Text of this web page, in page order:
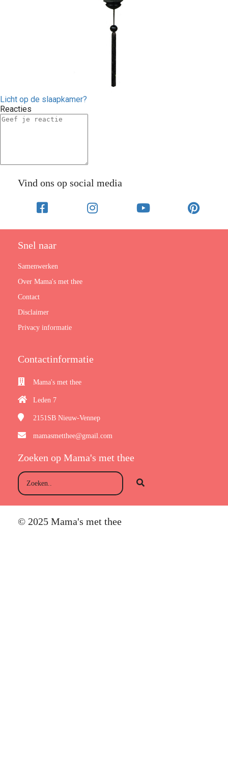
Licht op de slaapkamer?
Reacties
Vind ons op social media
Snel naar
Samenwerken
Over Mama's met thee
Contact
Disclaimer
Privacy informatie
Contactinformatie
Mama's met thee
Leden 7
2151SB Nieuw-Vennep
mamasmetthee@gmail.com
Zoeken op Mama's met thee
© 2025 Mama's met thee